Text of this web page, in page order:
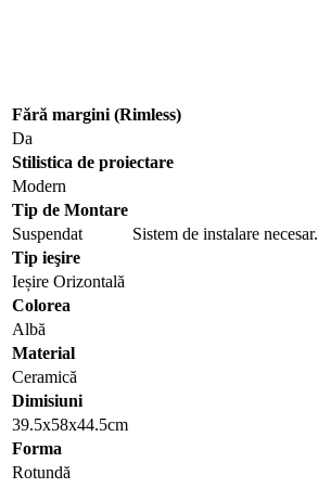
Fără margini (Rimless)
Da
Stilistica de proiectare
Modern
Tip de Montare
Suspendat
Sistem de instalare necesar.
Tip ieşire
Ieșire Orizontală
Colorea
Albă
Material
Ceramică
Dimisiuni
39.5х58х44.5cm
Forma
Rotundă